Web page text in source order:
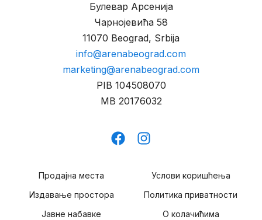
Булевар Арсенија
Чарнојевића 58
11070 Beograd, Srbija
info@arenabeograd.com
marketing@arenabeograd.com
PIB 104508070
MB 20176032
Продајна места
Издавање простора
Јавне набавке
Услови коришћења
Политика приватности
О колачићима